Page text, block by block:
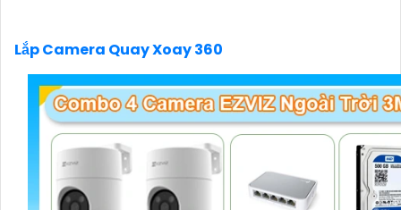
Lắp Camera Quay Xoay 360